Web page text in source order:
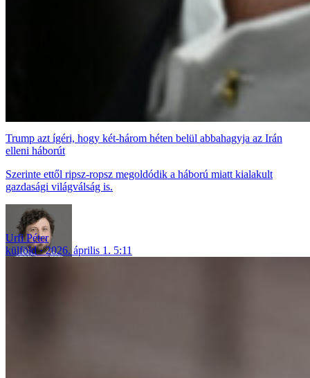
Trump azt ígéri, hogy két-három héten belül abbahagyja az Irán
elleni háborút
Szerinte ettől ripsz-ropsz megoldódik a háború miatt kialakult
gazdasági világválság is.
Urfi Péter
külföld
2026. április 1. 5:11